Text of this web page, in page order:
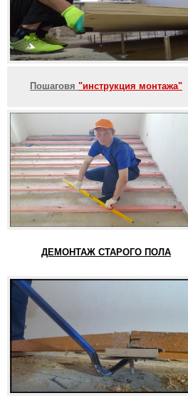
Пошаговя "инструкция монтажа"
ДЕМОНТАЖ СТАРОГО ПОЛА